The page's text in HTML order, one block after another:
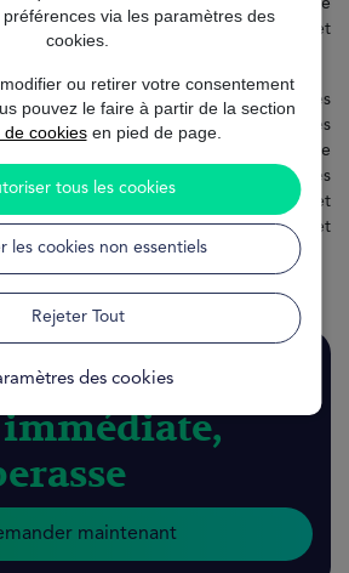
via les paramètres des
cookies.
ou retirer votre consentement
pouvez le faire à partir de la section
de cookiesen pied de page.
tous les cookies
les cookies non essentiels
Rejeter Tout
des cookies
afin de permettre à un maximum de
solution de financement rapide, claire et
complexe ni rendez-vous inutiles.
de résider en France et de percevoir des
accepte des profils variés : salariés
intérimaires ou retraités. L’analyse
réelle de remboursement, les
Cette approche moderne permet
rapide, tout en restant responsable et
française.
une
maintenant